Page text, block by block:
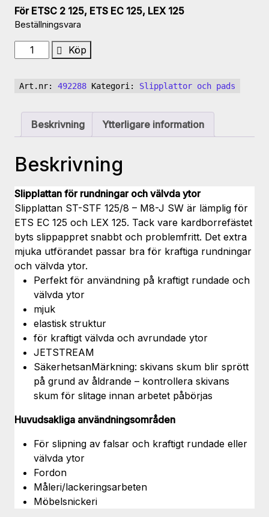
För ETSC 2 125, ETS EC 125, LEX 125
Beställningsvara
Slipplatta
ST-
125/8-
SW
Köp
Art.nr: 492288 Kategori: Slipplattor och pads
Beskrivning Ytterligare information
Beskrivning
Slipplattan för rundningar och välvda ytor
Slipplattan ST-STF 125/8 – M8-J SW är lämplig för
ETS EC 125 och LEX 125. Tack vare kardborrefästet
byts slippappret snabbt och problemfritt. Det extra
mjuka utförandet passar bra för kraftiga rundningar
och välvda ytor.
Perfekt för användning på kraftigt rundade och
välvda ytor
mjuk
elastisk struktur
för kraftigt välvda och avrundade ytor
JETSTREAM
SäkerhetsanMärkning: skivans skum blir sprött
på grund av åldrande – kontrollera skivans
skum för slitage innan arbetet påbörjas
Huvudsakliga användningsområden
För slipning av falsar och kraftigt rundade eller
välvda ytor
Fordon
Måleri/lackeringsarbeten
Möbelsnickeri